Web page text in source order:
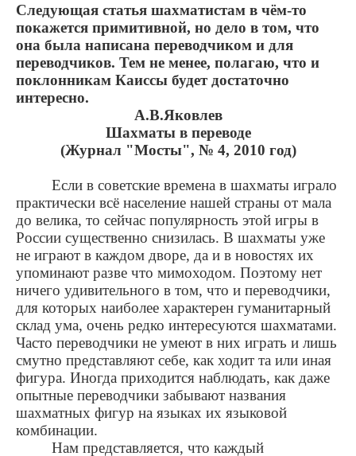
Следующая статья шахматистам в чём-то
покажется примитивной, но дело в том, что
она была написана переводчиком и для
переводчиков. Тем не менее, полагаю, что и
поклонникам Каиссы будет достаточно
интересно.
А.В.Яковлев
Шахматы в переводе
(Журнал "Мосты", № 4, 2010 год)
Если в советские времена в шахматы играло
практически всё население нашей страны от мала
до велика, то сейчас популярность этой игры в
России существенно снизилась. В шахматы уже
не играют в каждом дворе, да и в новостях их
упоминают разве что мимоходом. Поэтому нет
ничего удивительного в том, что и переводчики,
для которых наиболее характерен гуманитарный
склад ума, очень редко интересуются шахматами.
Часто переводчики не умеют в них играть и лишь
смутно представляют себе, как ходит та или иная
фигура. Иногда приходится наблюдать, как даже
опытные переводчики забывают названия
шахматных фигур на языках их языковой
комбинации.
Нам представляется, что каждый